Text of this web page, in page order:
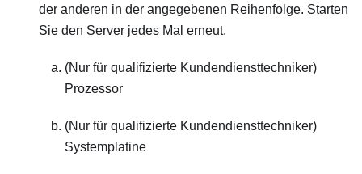
der anderen in der angegebenen Reihenfolge. Starten
Sie den Server jedes Mal erneut.
(Nur für qualifizierte Kundendiensttechniker)
Prozessor
(Nur für qualifizierte Kundendiensttechniker)
Systemplatine